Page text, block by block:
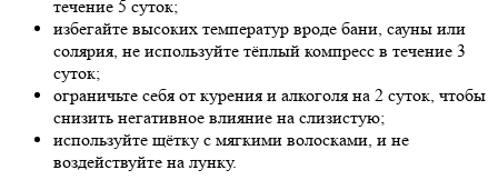
течение 5 суток;
избегайте высоких температур вроде бани, сауны или
солярия, не используйте тёплый компресс в течение 3
суток;
ограничьте себя от курения и алкоголя на 2 суток, чтобы
снизить негативное влияние на слизистую;
используйте щётку с мягкими волосками, и не
воздействуйте на лунку.